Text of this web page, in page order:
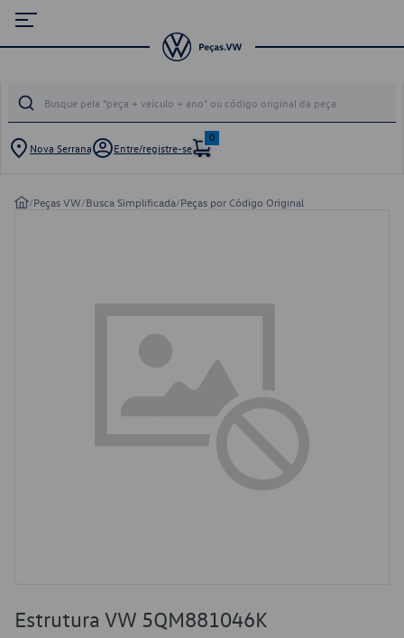
Nova Serrana Entre/registre-se
0
/Peças VW/Busca Simplificada/Peças por Código Original
Estrutura VW 5QM881046K